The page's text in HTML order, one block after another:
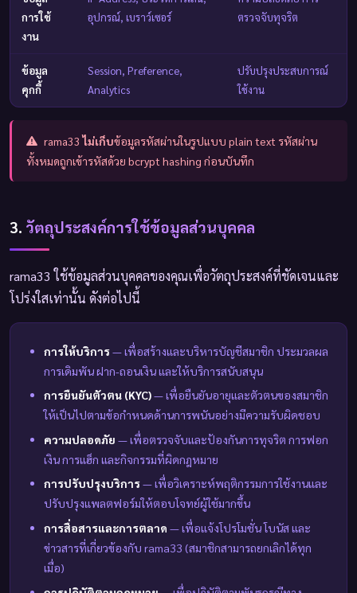
การใช้
งาน
อุปกรณ์, เบราว์เซอร์
ตรวจจับทุจริต
ข้อมูล
คุกกี้
Session, Preference,
Analytics
ปรับปรุงประสบการณ์
ใช้งาน
rama33ไม่เก็บข้อมูลรหัสผ่านในรูปแบบ plain text รหัสผ่าน
ทั้งหมดถูกเข้ารหัสด้วย bcrypt hashing ก่อนบันทึก
3. วัตถุประสงค์การใช้ข้อมูลส่วนบุคคล
rama33 ใช้ข้อมูลส่วนบุคคลของคุณเพื่อวัตถุประสงค์ที่ชัดเจนและ
โปร่งใสเท่านั้น ดังต่อไปนี้
การให้บริการ— เพื่อสร้างและบริหารบัญชีสมาชิก ประมวลผล
การเดิมพัน ฝาก-ถอนเงิน และให้บริการสนับสนุน
การยืนยันตัวตน (KYC)— เพื่อยืนยันอายุและตัวตนของสมาชิก
ให้เป็นไปตามข้อกำหนดด้านการพนันอย่างมีความรับผิดชอบ
ความปลอดภัย — เพื่อตรวจจับและป้องกันการทุจริต การฟอก
เงิน การแฮ็ก และกิจกรรมที่ผิดกฎหมาย
การปรับปรุงบริการ— เพื่อวิเคราะห์พฤติกรรมการใช้งานและ
ปรับปรุงแพลตฟอร์มให้ตอบโจทย์ผู้ใช้มากขึ้น
การสื่อสารและการตลาด — เพื่อแจ้งโปรโมชั่น โบนัส และ
ข่าวสารที่เกี่ยวข้องกับ rama33 (สมาชิกสามารถยกเลิกได้ทุก
เมื่อ)